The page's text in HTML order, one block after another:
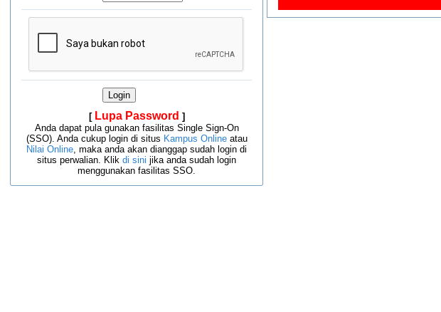
[ Lupa Password ]
Anda dapat pula gunakan fasilitas Single Sign-On
(SSO). Anda cukup login di situs Kampus Onlineatau
Nilai Online, maka anda akan dianggap sudah login di
situs perwalian. Klik di sini jika anda sudah login
menggunakan fasilitas SSO.